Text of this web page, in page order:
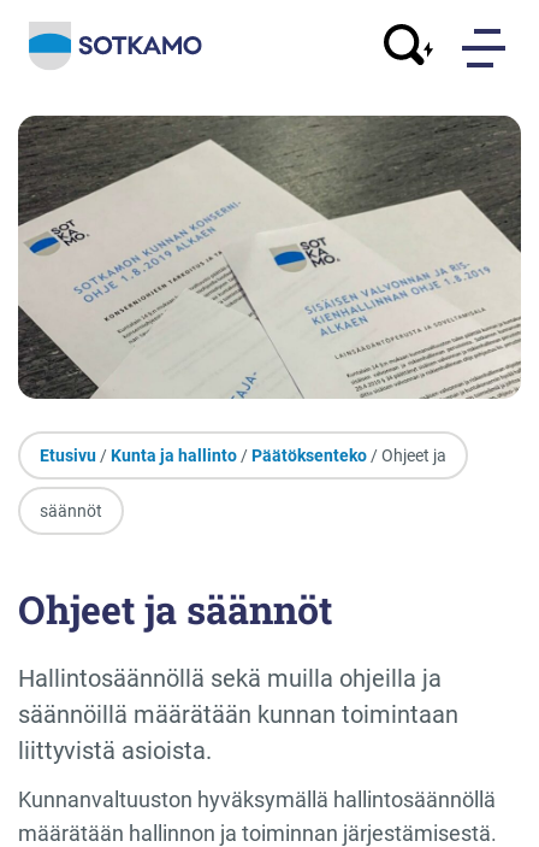
Etusivu /Kunta ja hallinto /Päätöksenteko / Ohjeet ja
säännöt
Ohjeet ja säännöt
Hallintosäännöllä sekä muilla ohjeilla ja
säännöillä määrätään kunnan toimintaan
liittyvistä asioista.
Kunnanvaltuuston hyväksymällä hallintosäännöllä
määrätään hallinnon ja toiminnan järjestämisestä.